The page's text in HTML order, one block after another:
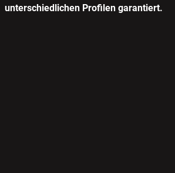
unterschiedlichen Profilen garantiert.